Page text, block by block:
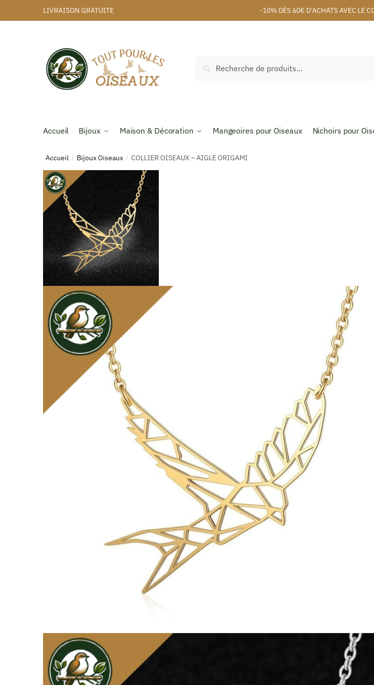
LIVRAISON GRATUITE -10% DÈS 60€ D’ACHATS AVEC LE
Recherche
Accueil Bijoux Maison & Décoration Mangeoires pour Oiseaux Nichoirs pour
Accueil / Bijoux Oiseaux / COLLIER OISEAUX – AIGLE ORIGAMI